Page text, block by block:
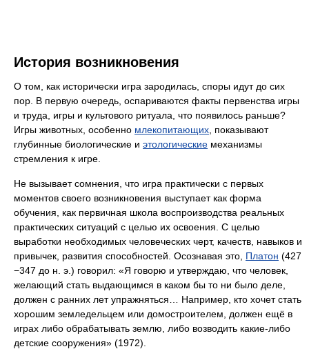
История возникновения
О том, как исторически игра зародилась, споры идут до сих
пор. В первую очередь, оспариваются факты первенства игры
и труда, игры и культового ритуала, что появилось раньше?
Игры животных, особенно млекопитающих , показывают
глубинные биологические и этологические механизмы
стремления к игре.
Не вызывает сомнения, что игра практически с первых
моментов своего возникновения выступает как форма
обучения, как первичная школа воспроизводства реальных
практических ситуаций с целью их освоения. С целью
выработки необходимых человеческих черт, качеств, навыков и
привычек, развития способностей. Осознавая это, Платон (427
−347 до н. э.) говорил: «Я говорю и утверждаю, что человек,
желающий стать выдающимся в каком бы то ни было деле,
должен с ранних лет упражняться… Например, кто хочет стать
хорошим земледельцем или домостроителем, должен ещё в
играх либо обрабатывать землю, либо возводить какие-либо
детские сооружения» (1972).